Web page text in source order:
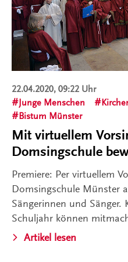
22.04.2020, 09:22 Uhr
Junge Menschen
Bistum Münster
Mit virtuellem
Domsingschule
Premiere: Per virtuellem
Domsingschule Münster
Sängerinnen und Sänger.
Schuljahr können
Artikel lesen